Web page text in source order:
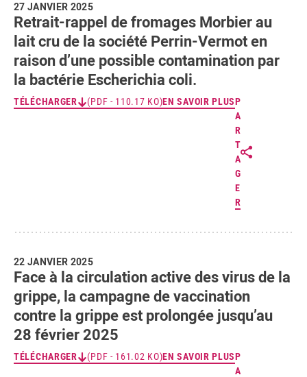
27 JANVIER 2025
Retrait-rappel de fromages Morbier au
lait cru de la société Perrin-Vermot en
raison d’une possible contamination par
la bactérie Escherichia coli.
TÉLÉCHARGER (PDF - 110.17 KO)EN SAVOIR PLUSP
A
R
T
A
G
E
R
22 JANVIER 2025
Face à la circulation active des virus de la
grippe, la campagne de vaccination
contre la grippe est prolongée jusqu’au
28 février 2025
TÉLÉCHARGER (PDF - 161.02 KO)EN SAVOIR PLUSP
A